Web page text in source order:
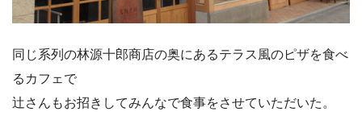
同じ系列の林源十郎商店の奥にあるテラス風のピザを食べ
るカフェで
辻さんもお招きしてみんなで食事をさせていただいた。